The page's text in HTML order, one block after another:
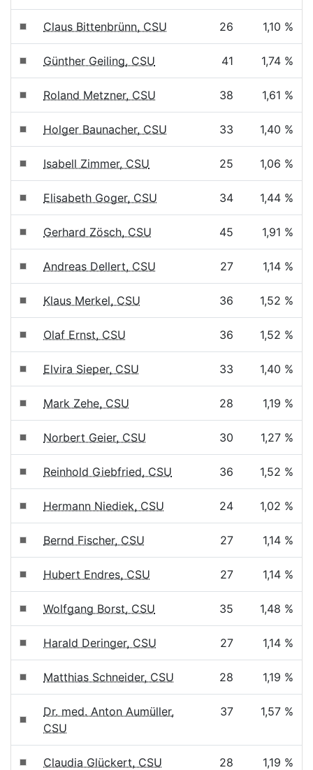
Claus Bittenbrünn, CSU 26 1,10 %
Günther Geiling, CSU 41 1,74 %
Roland Metzner, CSU 38 1,61 %
Holger Baunacher, CSU 33 1,40 %
Isabell Zimmer, CSU 25 1,06 %
Elisabeth Goger, CSU 34 1,44 %
Gerhard Zösch, CSU 45 1,91 %
Andreas Dellert, CSU 27 1,14 %
Klaus Merkel, CSU 36 1,52 %
Olaf Ernst, CSU 36 1,52 %
Elvira Sieper, CSU 33 1,40 %
Mark Zehe, CSU 28 1,19 %
Norbert Geier, CSU 30 1,27 %
Reinhold Giebfried, CSU 36 1,52 %
Hermann Niediek, CSU 24 1,02 %
Bernd Fischer, CSU 27 1,14 %
Hubert Endres, CSU 27 1,14 %
Wolfgang Borst, CSU 35 1,48 %
Harald Deringer, CSU 27 1,14 %
Matthias Schneider, CSU 28 1,19 %
Dr. med. Anton Aumüller,
CSU
37 1,57 %
Claudia Glückert, CSU 28 1,19 %